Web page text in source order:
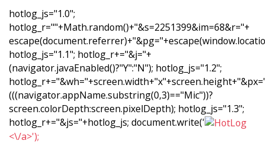
hotlog_js="1.0";
hotlog_r=""+Math.random()+"&s=2251399&im=68&r="+
hotlog_js="1.1"; hotlog_r+="&j="+
(navigator.javaEnabled()?"Y":"N"); hotlog_js="1.2";
(((navigator.appName.substring(0,3)=="Mic"))?
screen.colorDepth:screen.pixelDepth); hotlog_js="1.3";
hotlog_r+="&js="+hotlog_js; document.write('
<\/a>');